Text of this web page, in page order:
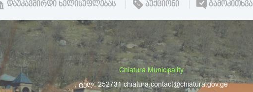
ᲓᲐᲣᲙᲐᲕᲨᲘᲠᲓᲘ ᲮᲔᲚᲘᲡᲣᲤᲚᲔᲑᲐᲡ ᲐᲣᲥᲪᲘᲝᲜᲘ ᲒᲐᲛᲝᲙᲘᲗᲮᲕᲐ
Chiatura Municipality
, ტელ: 252731 chiatura.contact@chiatura.gov.ge